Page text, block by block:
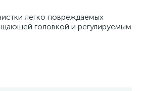
легко повреждаемых
головкой и регулируемым